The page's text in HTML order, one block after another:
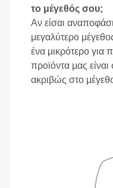
το μέγεθός σου;
Αν είσαι
μεγαλύτερο
ένα μικρότερο για
προϊόντα μας
ακριβώς στο